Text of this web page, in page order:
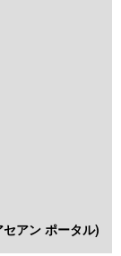
アン ポータル)